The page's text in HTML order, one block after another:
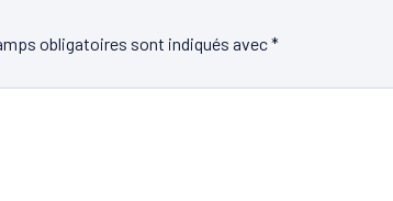
obligatoires sont indiqués avec*